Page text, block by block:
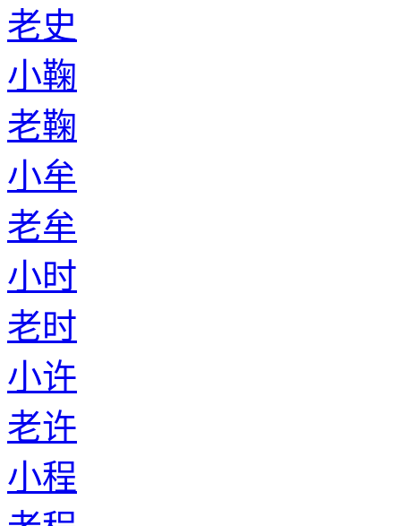
老史
小鞠
老鞠
小牟
老牟
小时
老时
小许
老许
小程